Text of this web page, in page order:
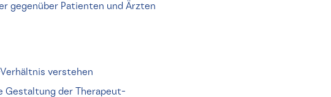
gegenüber Patienten und Ärzten
verstehen
Gestaltung der Therapeut-